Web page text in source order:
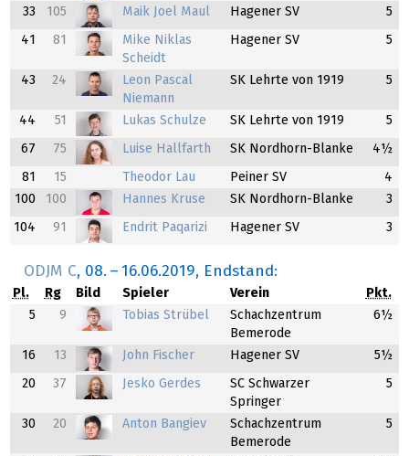
33 105 Maik Joel Maul Hagener SV 5
41 81
Mike Niklas
Scheidt
Hagener SV 5
43 24
Leon Pascal
Niemann
SK Lehrte von 1919 5
44 51 Lukas Schulze SK Lehrte von 1919 5
67 75 Luise Hallfarth SK Nordhorn-Blanke 4½
81 15 Theodor Lau Peiner SV
4
100
100 Hannes Kruse SK Nordhorn-Blanke 3
104 91 Endrit Paqarizi Hagener SV 3
ODJM C, 08. – 16.06.2019, Endstand:
Pl. Rg Bild Spieler Verein
Pkt.
5
9 Tobias Strübel
Schachzentrum
Bemerode
6½
16 13 John Fischer Hagener SV 5½
20 37 Jesko Gerdes
SC Schwarzer
Springer
5
30 20 Anton Bangiev
Schachzentrum
Bemerode
5